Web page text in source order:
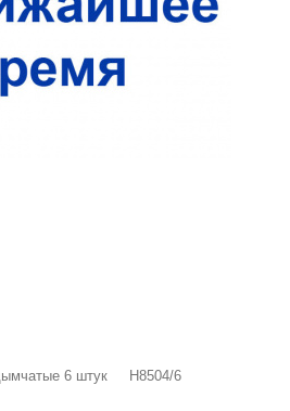
6 штук H8504/6